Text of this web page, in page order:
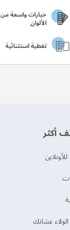
خيارات واسعة من
الألوان
تغطية استثنائية
أكثر
عشانك